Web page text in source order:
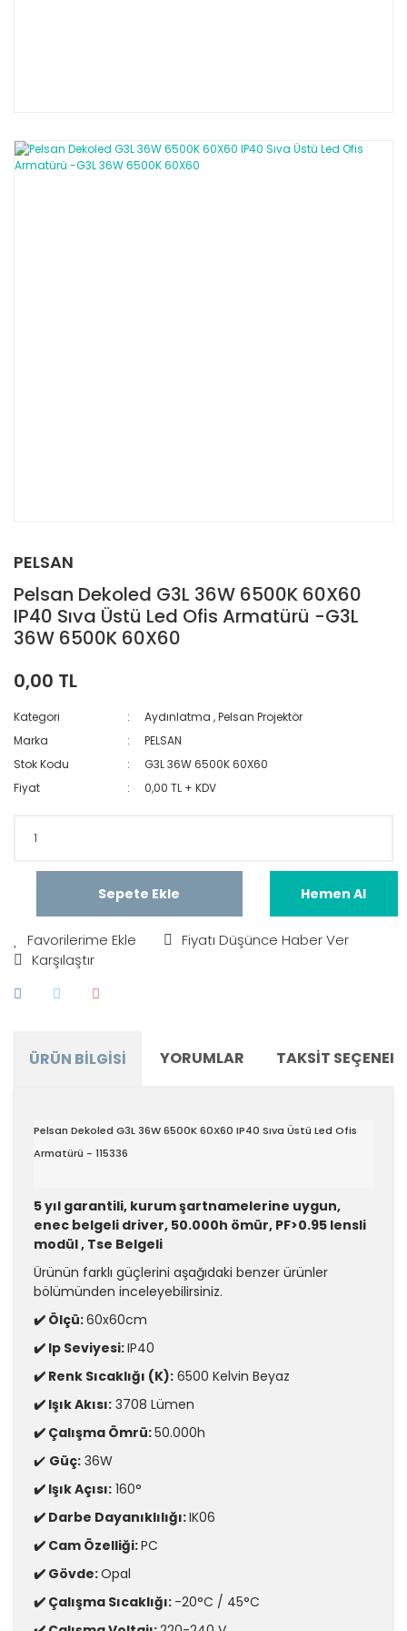
PELSAN
Pelsan Dekoled G3L 36W 6500K 60X60
IP40 Sıva Üstü Led Ofis Armatürü -G3L
36W 6500K 60X60
0,00 TL
Kategori Aydınlatma ,Pelsan Projektör
Marka
PELSAN
Stok Kodu
G3L 36W 6500K 60X60
Fiyat
0,00 TL + KDV
Sepete Ekle Hemen Al
Fiyatı Düşünce Haber Ver
Karşılaştır
ÜRÜN BILGISI YORUMLAR TAKSIT
Pelsan Dekoled G3L 36W 6500K 60X60 IP40 Sıva Üstü Led Ofis
Armatürü - 115336
5 yıl garantili, kurum şartnamelerine uygun,
enec belgeli driver, 50.000h ömür, PF>0.95 lensli
modül , Tse Belgeli
Ürünün farklı güçlerini aşağıdaki benzer ürünler
bölümünden inceleyebilirsiniz.
✔️ Ölçü:60x60cm
✔️ Ip Seviyesi:IP40
✔️ Renk Sıcaklığı (K): 6500 Kelvin Beyaz
✔️ Işık Akısı: 3708 Lümen
✔️ Çalışma Ömrü:50.000h
✔️ Güç: 36W
✔️ Işık Açısı: 160°
✔️ Darbe Dayanıklılığı:IK06
✔️ Cam Özelliği:PC
✔️ Gövde:Opal
✔️ Çalışma Sıcaklığı: -20°C / 45°C